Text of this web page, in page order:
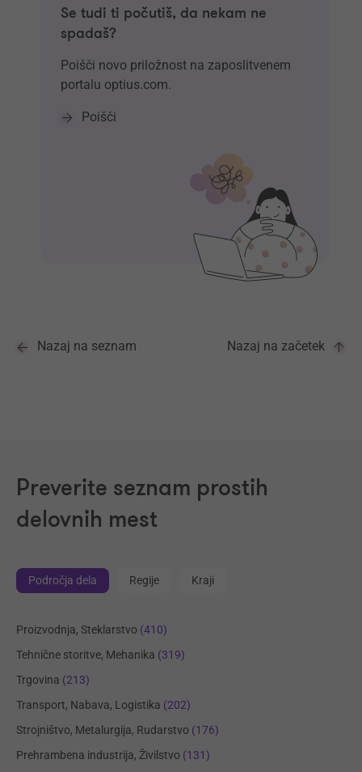
Se tudi ti počutiš, da nekam ne
spadaš?
Poišči novo priložnost na zaposlitvenem
portalu optius.com.
Poišči
Nazaj na seznam Nazaj na začetek
Preverite seznam prostih
delovnih mest
Področja dela Regije Kraji
Proizvodnja, Steklarstvo (410)
Tehnične storitve, Mehanika (319)
Trgovina (213)
Transport, Nabava, Logistika (202)
Strojništvo, Metalurgija, Rudarstvo (176)
Prehrambena industrija, Živilstvo (131)